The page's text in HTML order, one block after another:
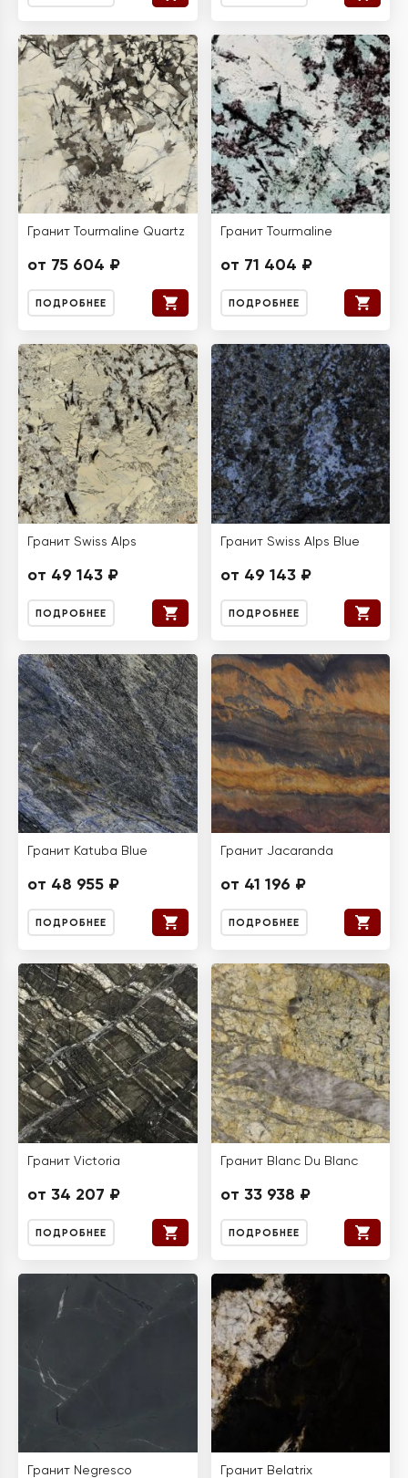
Гранит Tourmaline Quartz
от 75 604 ₽
ПОДРОБНЕЕ
Гранит Tourmaline
от 71 404 ₽
ПОДРОБНЕЕ
Гранит Swiss Alps
от 49 143 ₽
ПОДРОБНЕЕ
Гранит Swiss Alps Blue
от 49 143 ₽
ПОДРОБНЕЕ
Гранит Katuba Blue
от 48 955 ₽
ПОДРОБНЕЕ
Гранит Jacaranda
от 41 196 ₽
ПОДРОБНЕЕ
Гранит Victoria
от 34 207 ₽
ПОДРОБНЕЕ
Гранит Blanc Du Blanc
от 33 938 ₽
ПОДРОБНЕЕ
Гранит Negresco Гранит Belatrix